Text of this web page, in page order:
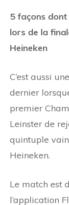
5 façons
lors de la
Heineken
C’est aussi
dernier
premier
Leinster de
quintuple
Heineken.
Le match est
l’application